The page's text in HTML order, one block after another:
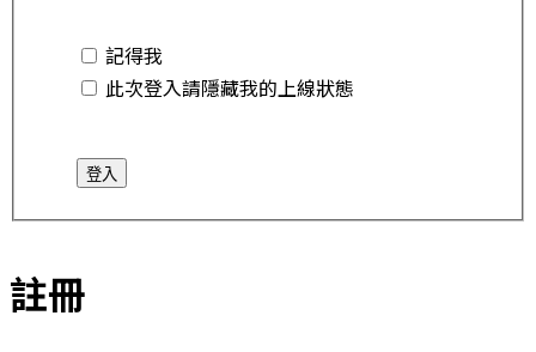
記得我
此次登入請隱藏我的上線狀態
註冊